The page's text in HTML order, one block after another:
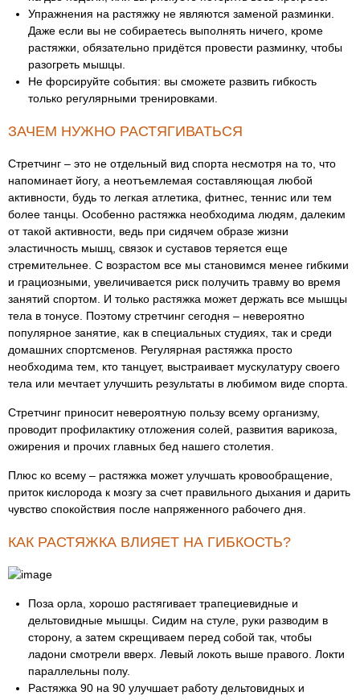
Упражнения на растяжку не являются заменой разминки.
Даже если вы не собираетесь выполнять ничего, кроме
растяжки, обязательно придётся провести разминку, чтобы
разогреть мышцы.
Не форсируйте события: вы сможете развить гибкость
только регулярными тренировками.
ЗАЧЕМ НУЖНО РАСТЯГИВАТЬСЯ
Стретчинг – это не отдельный вид спорта несмотря на то, что
напоминает йогу, а неотъемлемая составляющая любой
активности, будь то легкая атлетика, фитнес, теннис или тем
более танцы. Особенно растяжка необходима людям, далеким
от такой активности, ведь при сидячем образе жизни
эластичность мышц, связок и суставов теряется еще
стремительнее. С возрастом все мы становимся менее гибкими
и грациозными, увеличивается риск получить травму во время
занятий спортом. И только растяжка может держать все мышцы
тела в тонусе. Поэтому стретчинг сегодня – невероятно
популярное занятие, как в специальных студиях, так и среди
домашних спортсменов. Регулярная растяжка просто
необходима тем, кто танцует, выстраивает мускулатуру своего
тела или мечтает улучшить результаты в любимом виде спорта.
Стретчинг приносит невероятную пользу всему организму,
проводит профилактику отложения солей, развития варикоза,
ожирения и прочих главных бед нашего столетия.
Плюс ко всему – растяжка может улучшать кровообращение,
приток кислорода к мозгу за счет правильного дыхания и дарить
чувство спокойствия после напряженного рабочего дня.
КАК РАСТЯЖКА ВЛИЯЕТ НА ГИБКОСТЬ?
Поза орла, хорошо растягивает трапециевидные и
дельтовидные мышцы. Сидим на стуле, руки разводим в
сторону, а затем скрещиваем перед собой так, чтобы
ладони смотрели вверх. Левый локоть выше правого. Локти
параллельны полу.
Растяжка 90 на 90 улучшает работу дельтовидных и